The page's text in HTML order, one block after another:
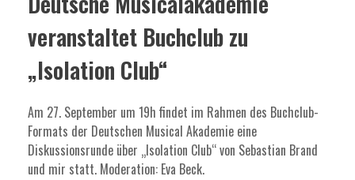
veranstaltet Buchclub zu
„Isolation Club“
Am 27. September um 19h findet im Rahmen des Buchclub-
Formats der Deutschen Musical Akademie eine
Diskussionsrunde über „Isolation Club“ von Sebastian Brand
und mir statt. Moderation: Eva Beck.